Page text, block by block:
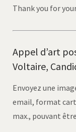
Thank you for
Appel d’art
Voltaire,
Envoyez une
email, format
max., pouvant